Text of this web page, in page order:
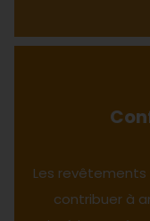
Les
contribuer à